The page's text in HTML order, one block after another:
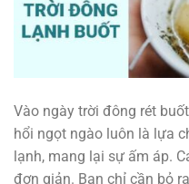
Vào ngày trời đông rét
hổi ngọt ngào luôn là lựa
lạnh, mang lại sự ấm áp.
đơn giản. Bạn chỉ cần bỏ